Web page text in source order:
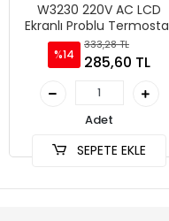
W3230 220V AC LCD
Ekranlı Problu
Dijital Sıcaklık Kontrol
Cihazı
%14
333,28 TL
285,60 TL
Adet
SEPETE EKLE